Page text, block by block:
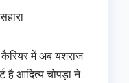
में अब यशराज
है आदित्य चोपड़ा ने